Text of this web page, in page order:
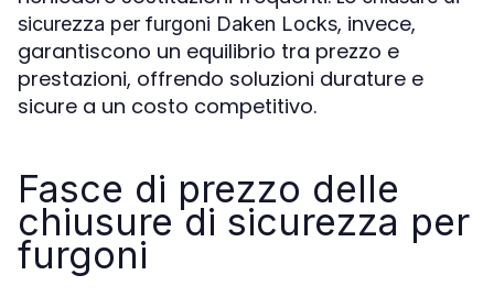
sicurezza per furgoni Daken Locks, invece,
garantiscono un equilibrio tra prezzo e
prestazioni, offrendo soluzioni durature e
sicure a un costo competitivo.
Fasce di prezzo delle
chiusure di sicurezza per
furgoni